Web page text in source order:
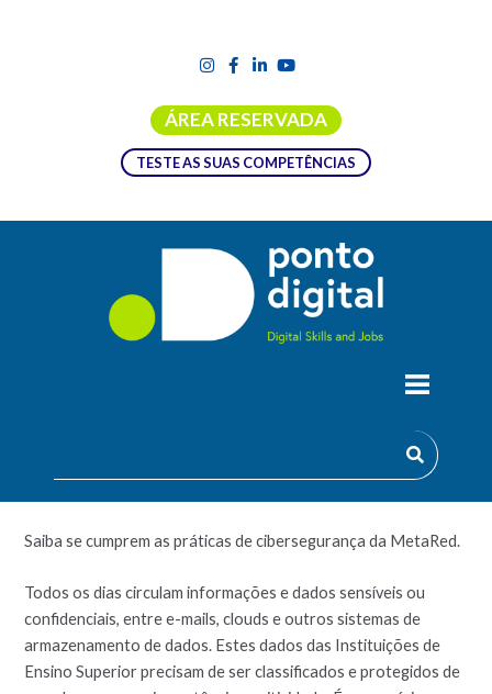
ÁREA RESERVADA
TESTE AS SUAS COMPETÊNCIAS
Que medidas existem na sua Universidade para assegurar a
Saiba se cumprem as práticas de cibersegurança da MetaRed.
Todos os dias circulam informações e dados sensíveis ou
confidenciais, entre e-mails, clouds e outros sistemas de
armazenamento de dados. Estes dados das Instituições de
Ensino Superior precisam de ser classificados e protegidos de